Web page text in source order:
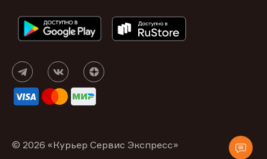
© 2026 «Курьер Сервис Экспресс»